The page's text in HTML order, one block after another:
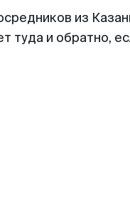
из
туда и обратно,